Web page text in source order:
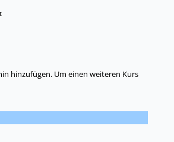
hinzufügen. Um einen weiteren Kurs